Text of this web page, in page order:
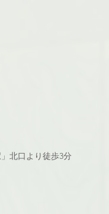
北口より徒歩3分